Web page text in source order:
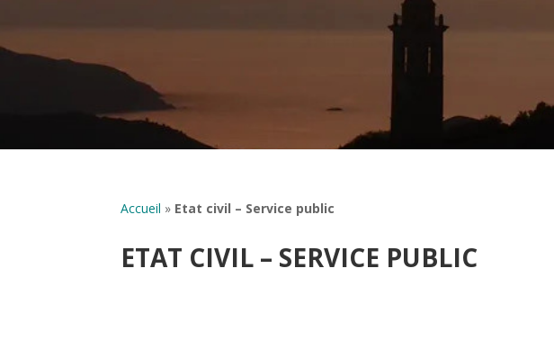
Accueil » Etat civil – Service public
ETAT CIVIL – SERVICE PUBLIC